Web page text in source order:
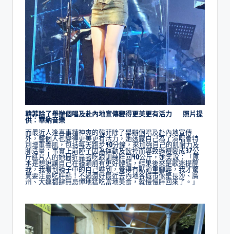
韓菲除了舉辦個唱及赴內地宣傳變得更美更有活力 照片提
供：華納音樂
而最近人逢喜事精神爽的韓菲除了舉辦個唱及赴內地宣傳
外，整個人也變得更美更有活力，她透露自己為了演唱會特
別增重養肌，包括每天跑步40分鐘，來加強自己的肌耐力及
肺活量；事實上前陣子因為運動及飲控而導致過瘦變成37公
斤紙片人的她最近靠著吃跟訓練胖回40公斤，她笑說：「原
本是想說讓自己在鏡頭前有更好體態，結果後來是歌迷提醒
我，我看到鏡子中的自己嚇到，覺得有點頭重腳輕，我才驚
覺要注意吃胖點！不過還好最近去內地各城市像是長沙、廣
州、大連都肆無忌憚地猛吃當地美食，就慢慢胖回來了。」